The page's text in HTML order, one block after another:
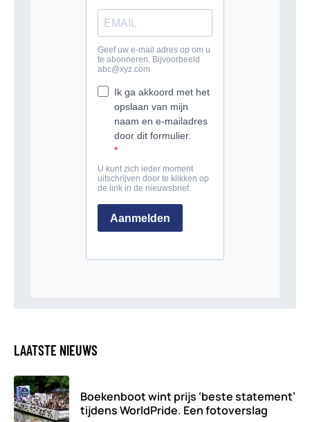
LAATSTE NIEUWS
Boekenboot wint prijs ‘beste statement’
tijdens WorldPride. Een fotoverslag